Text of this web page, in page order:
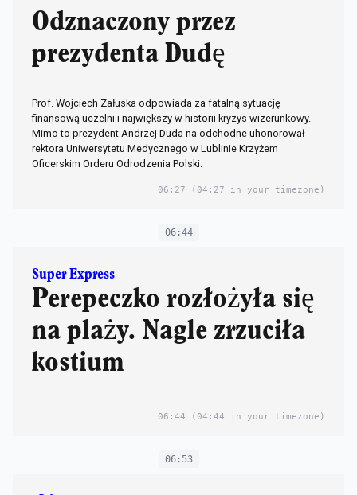
Odznaczony przez
prezydenta Dudę
Prof. Wojciech Załuska odpowiada za fatalną sytuację
finansową uczelni i największy w historii kryzys wizerunkowy.
Mimo to prezydent Andrzej Duda na odchodne uhonorował
rektora Uniwersytetu Medycznego w Lublinie Krzyżem
Oficerskim Orderu Odrodzenia Polski.
06:27 (04:27 in your timezone)
06:44
Super Express
Perepeczko rozłożyła się
na plaży. Nagle zrzuciła
kostium
06:44 (04:44 in your timezone)
06:53